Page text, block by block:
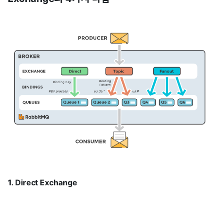
1. Direct Exchange